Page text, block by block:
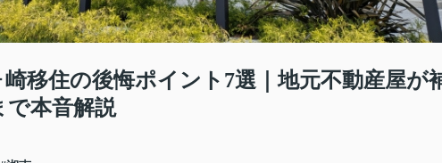
崎移住の後悔ポイント7選｜地元不動産屋が
で本音解説